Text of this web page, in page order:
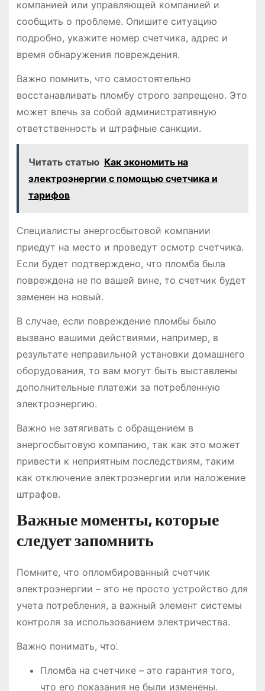
компанией или управляющей компанией и
сообщить о проблеме. Опишите ситуацию
подробно, укажите номер счетчика, адрес и
время обнаружения повреждения.
Важно помнить, что самостоятельно
восстанавливать пломбу строго запрещено. Это
может влечь за собой административную
ответственность и штрафные санкции.
Читать статью Как экономить на
электроэнергии с помощью счетчика и
тарифов
Специалисты энергосбытовой компании
приедут на место и проведут осмотр счетчика.
Если будет подтверждено, что пломба была
повреждена не по вашей вине, то счетчик будет
заменен на новый.
В случае, если повреждение пломбы было
вызвано вашими действиями, например, в
результате неправильной установки домашнего
оборудования, то вам могут быть выставлены
дополнительные платежи за потребленную
электроэнергию.
Важно не затягивать с обращением в
энергосбытовую компанию, так как это может
привести к неприятным последствиям, таким
как отключение электроэнергии или наложение
штрафов.
Важные моменты, которые
следует запомнить
Помните, что опломбированный счетчик
электроэнергии – это не просто устройство для
учета потребления, а важный элемент системы
контроля за использованием электричества.
Важно понимать, что⁚
Пломба на счетчике – это гарантия того,
что его показания не были изменены.